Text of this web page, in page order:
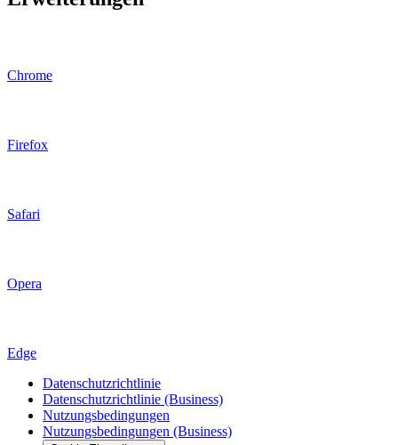
Chrome
Firefox
Safari
Opera
Edge
Datenschutzrichtlinie
Datenschutzrichtlinie (Business)
Nutzungsbedingungen
Nutzungsbedingungen (Business)